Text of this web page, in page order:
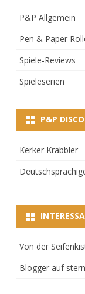
P&P Allgemein
Pen & Paper
Spiele-Reviews
Spieleserien
P&P
Kerker Krabbler
Von der
Blogger auf